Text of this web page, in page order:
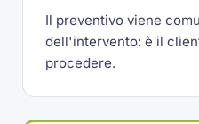
Il preventivo viene
dell'intervento: è il
procedere.